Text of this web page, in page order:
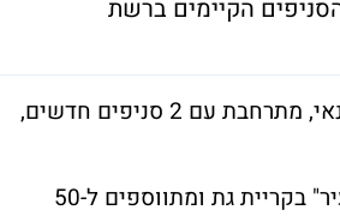
רשת "אפרודיטה", המתמחה בהלבשה תחתונה, בגדי ים והלבשת פנאי, מתרחבת עם 2 סניפים חדשים,
הסניפים החדשים נפתחים בקניון "מול הים" באילת ובקניון "לב העיר" בקריית גת ומתווספים ל-50